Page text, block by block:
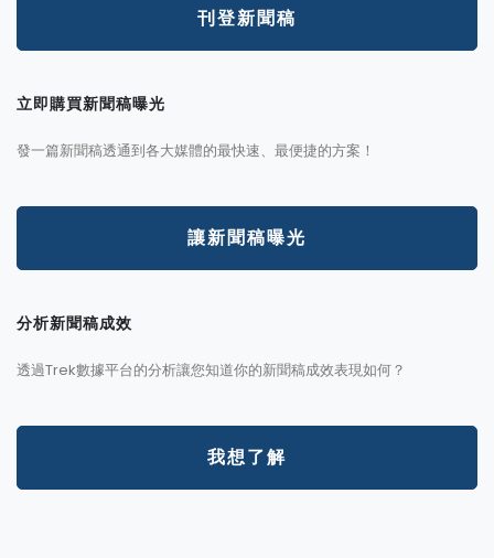
刊登新聞稿
立即購買新聞稿曝光
發一篇新聞稿透通到各大媒體的最快速、最便捷的方案！
讓新聞稿曝光
分析新聞稿成效
透過Trek數據平台的分析讓您知道你的新聞稿成效表現如何？
我想了解